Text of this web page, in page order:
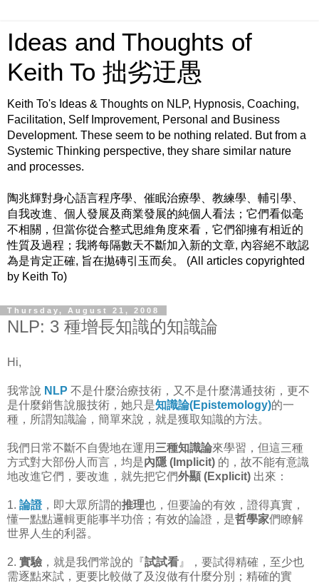
Ideas and Thoughts of
Keith To 拙劣迂愚
Keith To's Ideas & Thoughts on NLP, Hypnosis, Coaching,
Facilitation, Self Improvement, Personal and Business
Development. These seem to be nothing related. But from a
Systemic Thinking perspective, they share similar nature
and processes.
陶兆輝對身心語言程序學、催眠治療學、教練學、輔引學、
自我改進、個人發展及商業發展的純個人看法；它們看似毫
不相關，但當你從合整式思維角度來看，它們卻擁有相近的
性質及過程；我將每隔數天不斷加入新的文章, 內容絕不敢認
為是肯定正確, 旨在拋磚引玉而矣。 (All articles copyrighted
by Keith To)
Thursday, August 21, 2008
NLP: 3 種增長知識的知識論
Hi,
我常說 NLP 不是什麼治療技術，又不是什麼溝通技術，更不
是什麼銷售說服技術，她只是知識論(Epistemology)的一
種，所謂知識論，簡單來說，就是獲取知識的方法。
我們日常不斷不自覺地在運用 三種知識論來學習，但這三種
方式對大部份人而言，均是內隱 (Implicit) 的，故不能有意識
地改進它們，要改進，就先把它們外顯 (Explicit) 出來：
1. 論證，即大眾所謂的推理也，但要論的有效，證得真實，
懂一點點邏輯更能事半功倍；有效的論證，是哲學家們瞭解
世界人生的利器。
2. 實驗 ，就是我們常說的『試試看 』，要試得精確，至少也
需逐點來試，更要比較做了及沒做有什麼分別；精確的實